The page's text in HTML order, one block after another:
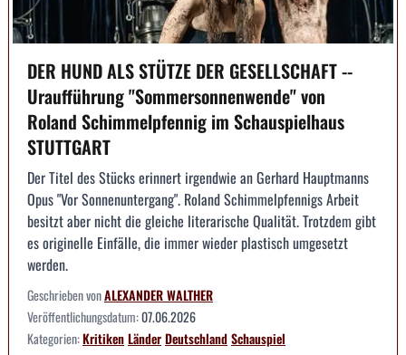
DER HUND ALS STÜTZE DER GESELLSCHAFT --
Uraufführung "Sommersonnenwende" von
Roland Schimmelpfennig im Schauspielhaus
STUTTGART
Der Titel des Stücks erinnert irgendwie an Gerhard Hauptmanns
Opus "Vor Sonnenuntergang". Roland Schimmelpfennigs Arbeit
besitzt aber nicht die gleiche literarische Qualität. Trotzdem gibt
es originelle Einfälle, die immer wieder plastisch umgesetzt
werden.
Geschrieben vonALEXANDER WALTHER
Veröffentlichungsdatum:07.06.2026
Kategorien:KritikenLänderDeutschlandSchauspiel